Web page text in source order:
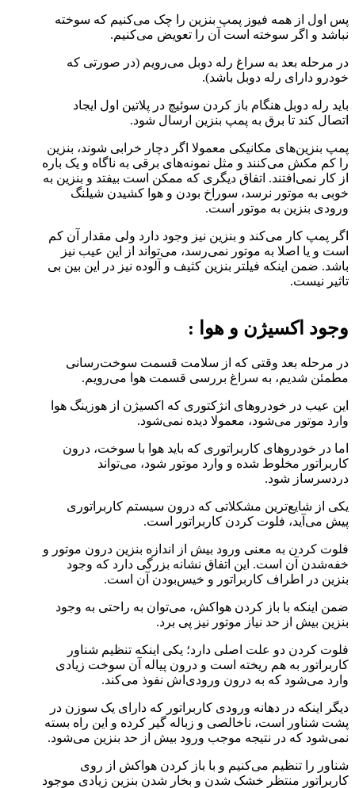
پس اول از همه فیوز پمپ بنزین را چک می‌کنیم که سوخته
نباشد و اگر سوخته است آن را تعویض می‌کنیم.
در مرحله بعد به سراغ رله دوبل می‌رویم (‌در صورتی که
خودرو دارای رله دوبل باشد).
باید رله دوبل‌ هنگام باز کردن سوئیچ در پلاتین اول ایجاد
اتصال کند تا برق به پمپ بنزین ارسال شود.
پمپ بنزین‌های مکانیکی معمولا اگر دچار خرابی شوند، بنزین
را کم مکش می‌کنند و مثل نمونه‌های برقی به ناگاه و یک باره
از کار نمی‌افتند. اتفاق دیگری که ممکن است بیفتد و بنزین به
خوبی به موتور نرسد، سوراخ بودن و هوا کشیدن شیلنگ
ورودی بنزین به موتور است.
اگر پمپ کار می‌کند و بنزین نیز وجود دارد ولی مقدار آن کم
است و یا اصلا به موتور نمی‌رسد، می‌تواند از این عیب نیز
باشد. ضمن اینکه فیلتر بنزین کثیف و آلوده نیز در این بین بی
تاثیر نیست.
وجود اکسیژن و هوا :
در مرحله بعد وقتی که از سلامت قسمت سوخت‌رسانی
مطمئن شدیم، به سراغ بررسی قسمت هوا می‌رویم.
این عیب در خودرو‌های انژکتوری که اکسیژن از هوزینگ هوا
وارد موتور می‌شود، معمولا دیده نمی‌شود.
اما در خودرو‌های کاربراتوری که باید هوا با سوخت، درون
کاربراتور مخلوط شده و وارد موتور شود، می‌تواند
دردسر‌ساز شود.
یکی از شایع‌ترین مشکلاتی که درون سیستم کاربراتوری
پیش می‌آید، فلوت کردن کاربراتور است.
فلوت کردن به معنی ورود بیش از اندازه بنزین درون موتور و
خفه‌شدن آن است. این اتفاق نشانه بزرگی دارد که وجود
بنزین در اطراف کاربراتور و خیس‌بودن آن است.
ضمن اینکه با باز کردن هواکش، می‌توان به راحتی به وجود
بنزین بیش از حد نیاز موتور نیز پی برد.
فلوت کردن دو علت اصلی دارد؛ یکی اینکه تنظیم شناور
کاربراتور به هم ریخته است و درون پیاله آن سوخت زیادی
وارد می‌شود که به درون ورودی‌اش نفوذ می‌کند.
دیگر اینکه در دهانه ورودی کاربراتور که دارای یک سوزن در
پشت شناور است، ناخالصی و زباله گیر کرده و این راه بسته
نمی‌شود که در نتیجه موجب ورود بیش از حد بنزین می‌شود.
شناور را تنظیم می‌کنیم و با باز کردن هواکش از روی
کاربراتور منتظر خشک شدن و بخار شدن بنزین زیادی موجود